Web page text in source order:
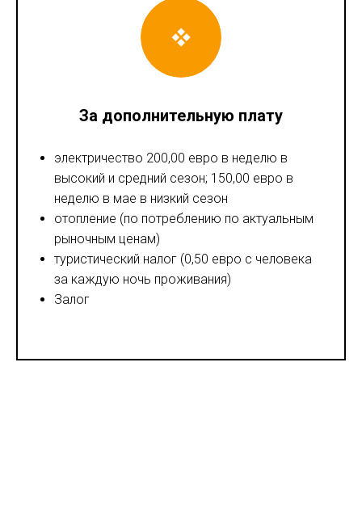
За дополнительную плату
электричество 200,00 евро в неделю в
высокий и средний сезон; 150,00 евро в
неделю в мае в низкий сезон
отопление (по потреблению по актуальным
рыночным ценам)
туристический налог (0,50 евро с человека
за каждую ночь проживания)
Залог